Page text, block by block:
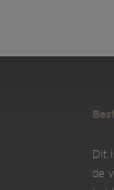
Dit
de